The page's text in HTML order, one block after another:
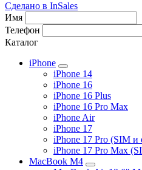
Сделано в InSales
Имя
Телефон
Каталог
iPhone
iPhone 14
iPhone 16
iPhone 16 Plus
iPhone 16 Pro Max
iPhone Air
iPhone 17
iPhone 17 Pro (SIM и
iPhone 17 Pro Max
MacBook M4